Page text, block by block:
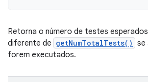
Retorna o número de testes
diferente de getNumTotalTests() se
forem executados.